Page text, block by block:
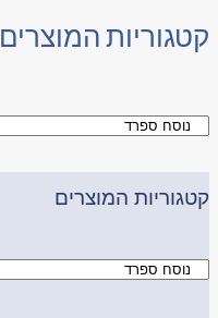
קטגוריות המוצרים
קטגוריות המוצרים